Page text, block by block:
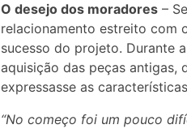
O desejo dos moradores –
relacionamento estreito com
sucesso do projeto. Durante
aquisição das peças antigas,
expressasse as
“No começo foi um pouco